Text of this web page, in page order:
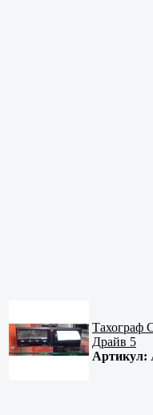
Тахограф
Драйв 5
Артикул: